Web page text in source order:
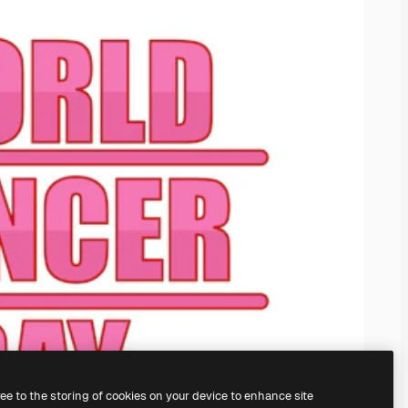
to the storing of cookies on your device to enhance site